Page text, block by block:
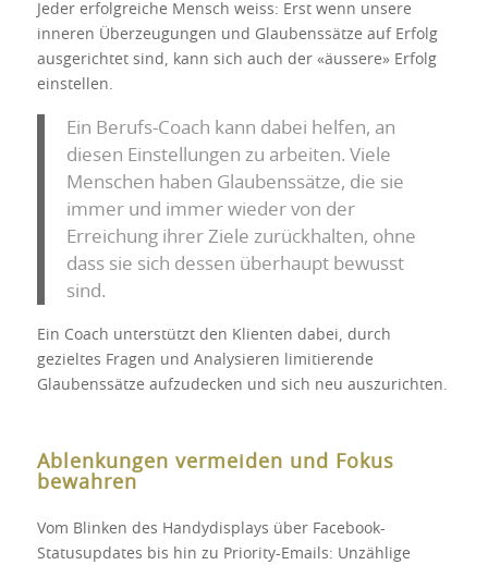
Jeder erfolgreiche Mensch weiss: Erst wenn unsere
inneren Überzeugungen und Glaubenssätze auf Erfolg
ausgerichtet sind, kann sich auch der «äussere» Erfolg
einstellen.
Ein Berufs-Coach kann dabei helfen, an
diesen Einstellungen zu arbeiten. Viele
Menschen haben Glaubenssätze, die sie
immer und immer wieder von der
Erreichung ihrer Ziele zurückhalten, ohne
dass sie sich dessen überhaupt bewusst
sind.
Ein Coach unterstützt den Klienten dabei, durch
gezieltes Fragen und Analysieren limitierende
Glaubenssätze aufzudecken und sich neu auszurichten.
Ablenkungen vermeiden und Fokus
bewahren
Vom Blinken des Handydisplays über Facebook-
Statusupdates bis hin zu Priority-Emails: Unzählige